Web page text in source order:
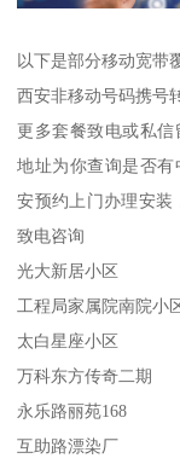
以下是部分移动宽带
西安非移动号码携号
更多套餐致电或私
地址为你查询是否
安预约上门办理安装
致电咨询
光大新居小区
工程局家属院南院小
太白星座小区
万科东方传奇二期
永乐路丽苑168
互助路漂染厂